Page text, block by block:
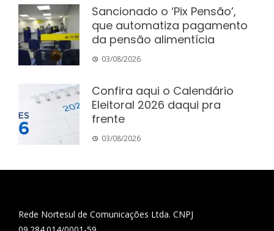
Sancionado o ‘Pix Pensão’,
que automatiza pagamento
da pensão alimentícia
03/08/2026
Confira aqui o Calendário
Eleitoral 2026 daqui pra
frente
03/08/2026
Rede Nortesul de Comunicações Ltda. CNPJ